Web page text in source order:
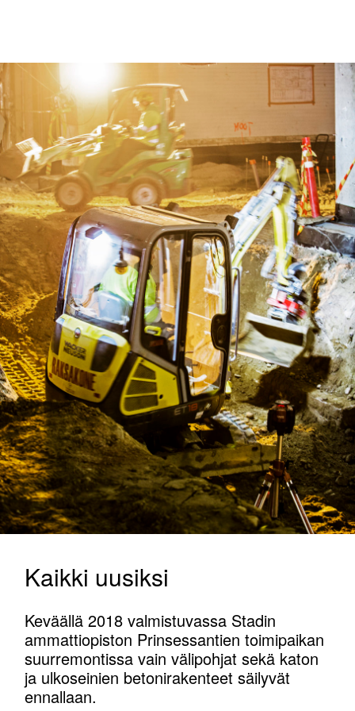
Kaikki uusiksi
Keväällä 2018 valmistuvassa Stadin
ammatti­opiston Prinsessantien toimipaikan
suurremontissa vain välipohjat sekä katon
ja ulkoseinien betonirakenteet säilyvät
ennallaan.